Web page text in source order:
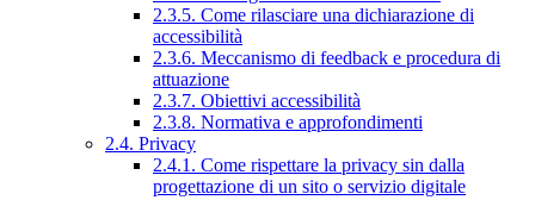
2.3.5. Come rilasciare una dichiarazione di
accessibilità
2.3.6. Meccanismo di feedback e procedura di
attuazione
2.3.7. Obiettivi accessibilità
2.3.8. Normativa e approfondimenti
2.4. Privacy
2.4.1. Come rispettare la privacy sin dalla
progettazione di un sito o servizio digitale